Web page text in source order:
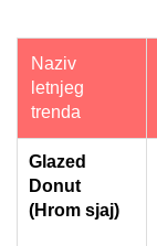
Naziv
letnjeg
trenda
Glazed
Donut
(Hrom sjaj)